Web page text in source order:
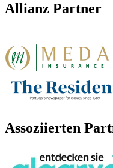
Allianz Partner
Assoziierten